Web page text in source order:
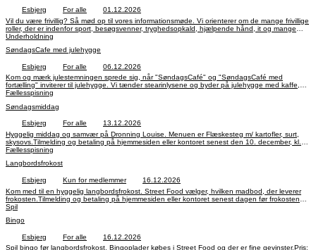
Esbjerg For alle
01.12.2026
Vil du være frivillig? Så mød op til vores informationsmøde. Vi orienterer om de mange frivillige
roller, der er indenfor sport, besøgsvenner, tryghedsopkald, hjælpende hånd, it og mange
andre opgaver. Ingen tilmelding.
Underholdning
SøndagsCafe med julehygge
Esbjerg For alle
06.12.2026
Kom og mærk julestemningen sprede sig, når "SøndagsCafé" og "SøndagsCafé med
fortælling" inviterer til julehygge. Vi tænder stearinlysene og byder på julehygge med kaffe,
kage og gode samtaler. Tilmelding er ikke nødvendig. Døren åbnes kl. 14. Pris: 30 kr. inkl.
Fællesspisning
Søndagsmiddag
Esbjerg For alle
13.12.2026
Hyggelig middag og samvær på Dronning Louise. Menuen er Flæskesteg m/ kartofler, surt,
skysovs.Tilmelding og betaling på hjemmesiden eller kontoret senest den 10. december, kl.
14.
Fællesspisning
Langbordsfrokost
Esbjerg Kun for medlemmer
16.12.2026
Kom med til en hyggelig langbordsfrokost. Street Food vælger, hvilken madbod, der leverer
frokosten.Tilmelding og betaling på hjemmesiden eller kontoret senest dagen før frokosten
inden kl. 14.
Spil
Bingo
Esbjerg For alle
16.12.2026
Spil bingo før langbordsfrokost. Bingoplader købes i Street Food og der er fine gevinster.Pris: